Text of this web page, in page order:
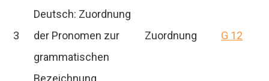
3
Deutsch: Zuordnung
der Pronomen zur
grammatischen
Zuordnung G 12